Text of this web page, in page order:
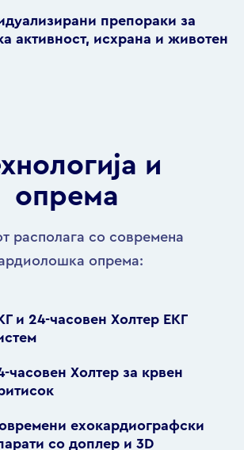
препораки за
активност, исхрана и животен
и
опрема
располага со современа
опрема:
и 24-часовен Холтер ЕКГ
часовен Холтер за крвен
ехокардиографски
со доплер и 3D